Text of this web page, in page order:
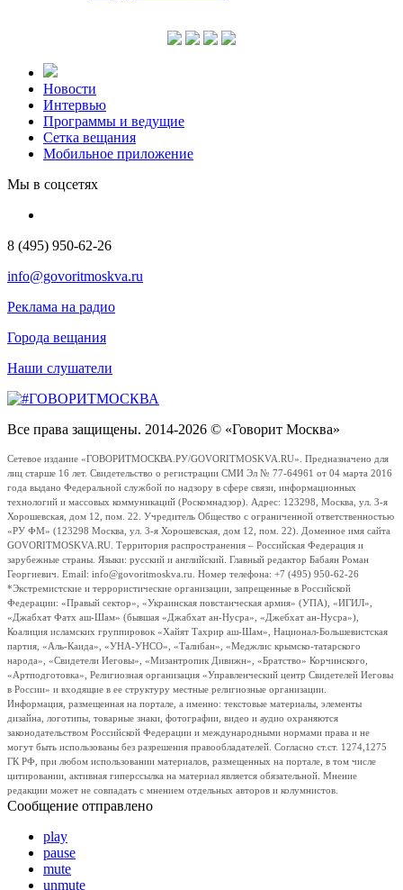
Новости
Интервью
Программы и ведущие
Сетка вещания
Мобильное приложение
Мы в соцсетях
8 (495) 950-62-26
info@govoritmoskva.ru
Реклама на радио
Города вещания
Наши слушатели
Все права защищены. 2014-2026 © «Говорит Москва»
Сетевое издание «ГОВОРИТМОСКВА.РУ/GOVORITMOSKVA.RU». Предназначено для
лиц старше 16 лет. Свидетельство о регистрации СМИ Эл № 77-64961 от 04 марта 2016
года выдано Федеральной службой по надзору в сфере связи, информационных
технологий и массовых коммуникаций (Роскомнадзор). Адрес: 123298, Москва, ул. 3-я
Хорошевская, дом 12, пом. 22. Учредитель Общество с ограниченной ответственностью
«РУ ФМ» (123298 Москва, ул. 3-я Хорошевская, дом 12, пом. 22). Доменное имя сайта
GOVORITMOSKVA.RU. Территория распространения – Российская Федерация и
зарубежные страны. Языки: русский и английский. Главный редактор Бабаян Роман
Георгиевич. Email: info@govoritmoskva.ru. Номер телефона: +7 (495) 950-62-26
*Экстремистские и террористические организации, запрещенные в Российской
Федерации: «Правый сектор», «Украинская повстанческая армия» (УПА), «ИГИЛ»,
«Джабхат Фатх аш-Шам» (бывшая «Джабхат ан-Нусра», «Джебхат ан-Нусра»),
Коалиция исламских группировок «Хайят Тахрир аш-Шам», Национал-Большевистская
партия, «Аль-Каида», «УНА-УНСО», «Талибан», «Меджлис крымско-татарского
народа», «Свидетели Иеговы», «Мизантропик Дивижн», «Братство» Корчинского,
«Артподготовка», Религиозная организация «Управленческий центр Свидетелей Иеговы
в России» и входящие в ее структуру местные религиозные организации.
Информация, размещенная на портале, а именно: текстовые материалы, элементы
дизайна, логотипы, товарные знаки, фотографии, видео и аудио охраняются
законодательством Российской Федерации и международными нормами права и не
могут быть использованы без разрешения правообладателей. Согласно ст.ст. 1274,1275
ГК РФ, при любом использовании материалов, размещенных на портале, в том числе
цитировании, активная гиперссылка на материал является обязательной. Мнение
редакции может не совпадать с мнением отдельных авторов и колумнистов.
Сообщение отправлено
play
pause
mute
unmute